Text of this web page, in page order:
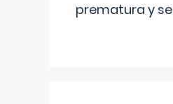
prematura y